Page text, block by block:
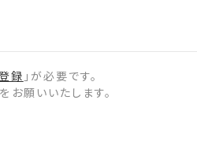
録 」が必要です。
願いいたします。